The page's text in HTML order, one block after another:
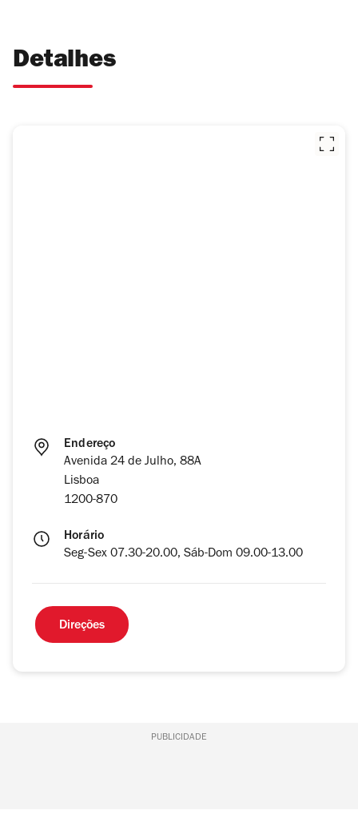
Detalhes
Endereço
Avenida 24 de Julho, 88A
Lisboa
1200-870
Horário
Seg-Sex 07.30-20.00, Sáb-Dom 09.00-13.00
Direções
PUBLICIDADE